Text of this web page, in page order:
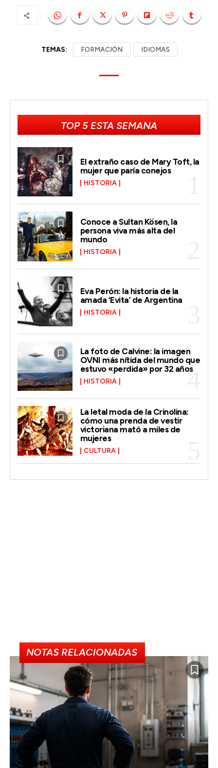
TEMAS: FORMACIÓN IDIOMAS
TOP 5 ESTA SEMANA
El extraño caso de Mary Toft, la
mujer que paría conejos
HISTORIA
Conoce a Sultan Kösen, la
persona viva más alta del
mundo
HISTORIA
Eva Perón: la historia de la
amada ‘Evita’ de Argentina
HISTORIA
La foto de Calvine: la imagen
OVNI más nítida del mundo que
estuvo «perdida» por 32 años
HISTORIA
La letal moda de la Crinolina:
cómo una prenda de vestir
victoriana mató a miles de
mujeres
CULTURA
NOTAS RELACIONADAS